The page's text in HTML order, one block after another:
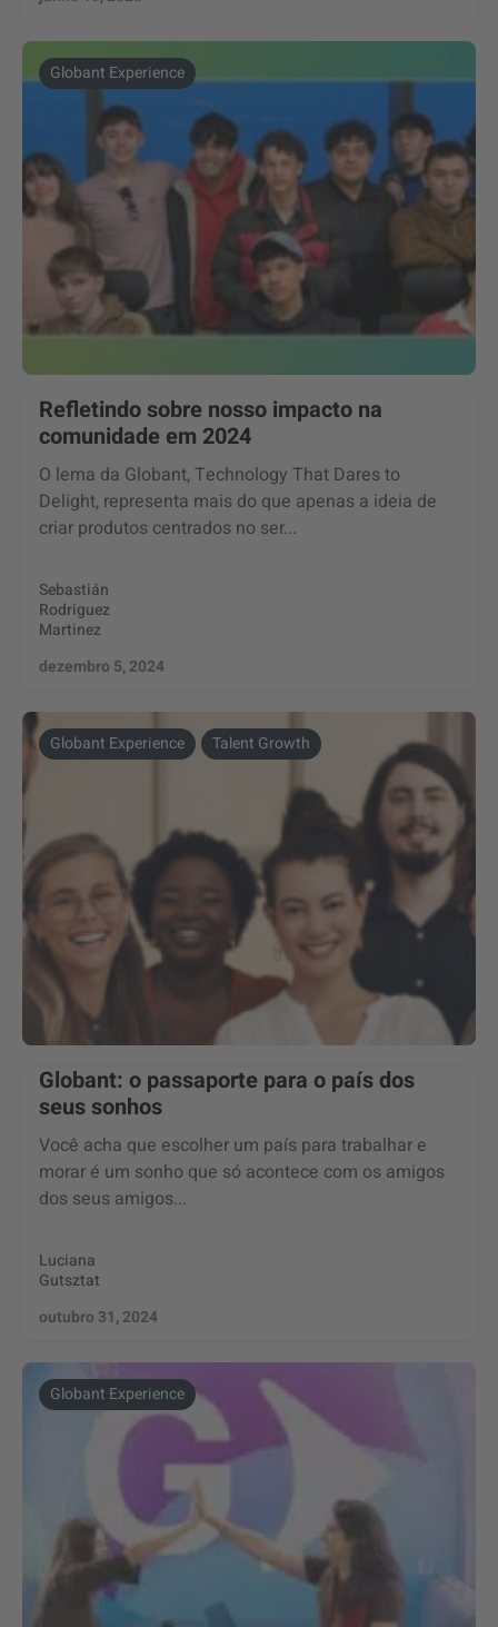
Globant Experience
Refletindo sobre nosso impacto na
comunidade em 2024
O lema da Globant, Technology That Dares to
Delight, representa mais do que apenas a ideia de
criar produtos centrados no ser...
Sebastián
Rodriguez
Martinez
dezembro 5, 2024
Globant Experience Talent Growth
Globant: o passaporte para o país dos
seus sonhos
Você acha que escolher um país para trabalhar e
morar é um sonho que só acontece com os amigos
dos seus amigos...
Luciana
Gutsztat
outubro 31, 2024
Globant Experience